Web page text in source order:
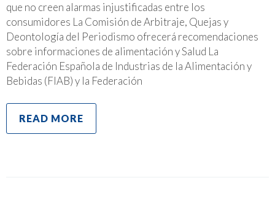
que no creen alarmas injustificadas entre los
consumidores La Comisión de Arbitraje, Quejas y
Deontología del Periodismo ofrecerá recomendaciones
sobre informaciones de alimentación y Salud La
Federación Española de Industrias de la Alimentación y
Bebidas (FIAB) y la Federación
READ MORE